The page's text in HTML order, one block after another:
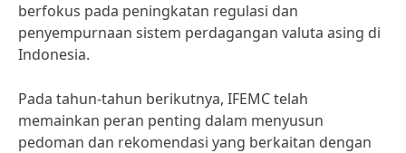
berfokus pada peningkatan regulasi dan
penyempurnaan sistem perdagangan valuta asing di
Indonesia.
Pada tahun-tahun berikutnya, IFEMC telah
memainkan peran penting dalam menyusun
pedoman dan rekomendasi yang berkaitan dengan